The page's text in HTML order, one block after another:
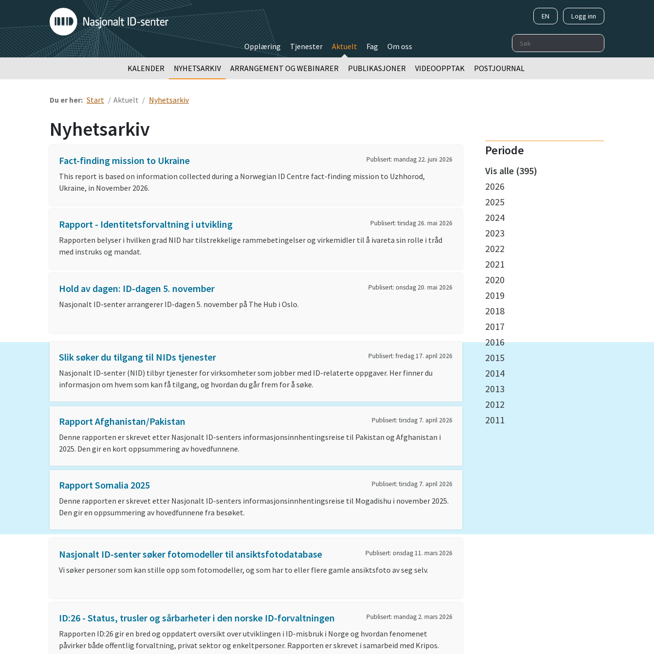
EN Logg inn
Opplæring Tjenester Aktuelt
KALENDER NYHETSARKIV ARRANGEMENT OG WEBINARER PUBLIKASJONER VIDEOOPPTAK POSTJOURNAL
Fag Om oss
Du er her: Start Aktuelt Nyhetsarkiv
Nyhetsarkiv
Periode
Vis alle (395)
2026
2025
2024
2023
2022
2021
2020
2019
2018
2017
2016
2015
2014
2013
2012
2011
Fact-finding mission to Ukraine Publisert: mandag 22. juni 2026
This report is based on information collected during a Norwegian ID Centre fact-finding mission to Uzhhorod,
Ukraine, in November 2026.
Rapport - Identitetsforvaltning i utvikling Publisert: tirsdag 26. mai 2026
Rapporten belyser i hvilken grad NID har tilstrekkelige rammebetingelser og virkemidler til å ivareta sin rolle i tråd
med instruks og mandat.
Hold av dagen: ID-dagen 5. november Publisert: onsdag 20. mai 2026
Nasjonalt ID-senter arrangerer ID-dagen 5. november på The Hub i Oslo.
Slik søker du tilgang til NIDs tjenester Publisert: fredag 17. april 2026
Nasjonalt ID-senter (NID) tilbyr tjenester for virksomheter som jobber med ID-relaterte oppgaver. Her finner du
informasjon om hvem som kan få tilgang, og hvordan du går frem for å søke.
Rapport Afghanistan/Pakistan Publisert: tirsdag 7. april 2026
Denne rapporten er skrevet etter Nasjonalt ID-senters informasjonsinnhentingsreise til Pakistan og Afghanistan i
2025. Den gir en kort oppsummering av hovedfunnene.
Rapport Somalia 2025 Publisert: tirsdag 7. april 2026
Denne rapporten er skrevet etter Nasjonalt ID-senters informasjonsinnhentingsreise til Mogadishu i november 2025.
Den gir en oppsummering av hovedfunnene fra besøket.
Nasjonalt ID-senter søker fotomodeller til ansiktsfotodatabase Publisert: onsdag 11. mars 2026
Vi søker personer som kan stille opp som fotomodeller, og som har to eller flere gamle ansiktsfoto av seg selv.
ID:26 - Status, trusler og sårbarheter i den norske ID-forvaltningen Publisert: mandag 2. mars 2026
Rapporten ID:26 gir en bred og oppdatert oversikt over utviklingen i ID-misbruk i Norge og hvordan fenomenet
påvirker både offentlig forvaltning, privat sektor og enkeltpersoner. Rapporten er skrevet i samarbeid med Kripos.